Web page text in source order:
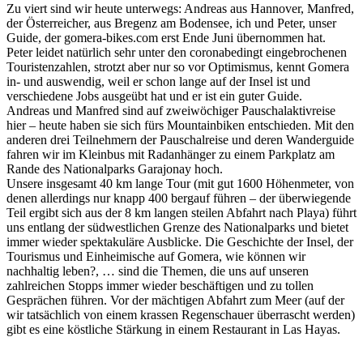
Zu viert sind wir heute unterwegs: Andreas aus Hannover, Manfred,
der Österreicher, aus Bregenz am Bodensee, ich und Peter, unser
Guide, der gomera-bikes.com erst Ende Juni übernommen hat.
Peter leidet natürlich sehr unter den coronabedingt eingebrochenen
Touristenzahlen, strotzt aber nur so vor Optimismus, kennt Gomera
in- und auswendig, weil er schon lange auf der Insel ist und
verschiedene Jobs ausgeübt hat und er ist ein guter Guide.
Andreas und Manfred sind auf zweiwöchiger Pauschalaktivreise
hier – heute haben sie sich fürs Mountainbiken entschieden. Mit den
anderen drei Teilnehmern der Pauschalreise und deren Wanderguide
fahren wir im Kleinbus mit Radanhänger zu einem Parkplatz am
Rande des Nationalparks Garajonay hoch.
Unsere insgesamt 40 km lange Tour (mit gut 1600 Höhenmeter, von
denen allerdings nur knapp 400 bergauf führen – der überwiegende
Teil ergibt sich aus der 8 km langen steilen Abfahrt nach Playa) führt
uns entlang der südwestlichen Grenze des Nationalparks und bietet
immer wieder spektakuläre Ausblicke. Die Geschichte der Insel, der
Tourismus und Einheimische auf Gomera, wie können wir
nachhaltig leben?, … sind die Themen, die uns auf unseren
zahlreichen Stopps immer wieder beschäftigen und zu tollen
Gesprächen führen. Vor der mächtigen Abfahrt zum Meer (auf der
wir tatsächlich von einem krassen Regenschauer überrascht werden)
gibt es eine köstliche Stärkung in einem Restaurant in Las Hayas.